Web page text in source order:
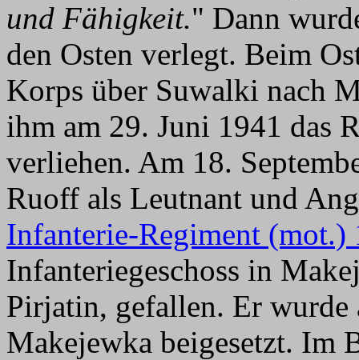
und Fähigkeit." Dann
den Osten verlegt. Beim
Korps über Suwalki nach
ihm am 29. Juni 1941 das
verliehen. Am 18.
Ruoff als Leutnant und
Infanterie-Regiment (mot.)
Infanteriegeschoss in
Pirjatin, gefallen. Er wurde
Makejewka beigesetzt. Im